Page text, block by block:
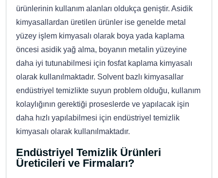
ürünlerinin kullanım alanları oldukça geniştir. Asidik
kimyasallardan üretilen ürünler ise genelde metal
yüzey işlem kimyasalı olarak boya yada kaplama
öncesi asidik yağ alma, boyanın metalin yüzeyine
daha iyi tutunabilmesi için fosfat kaplama kimyasalı
olarak kullanılmaktadır. Solvent bazlı kimyasallar
endüstriyel temizlikte suyun problem olduğu, kullanım
kolaylığının gerektiği proseslerde ve yapılacak işin
daha hızlı yapılabilmesi için endüstriyel temizlik
kimyasalı olarak kullanılmaktadır.
Endüstriyel Temizlik Ürünleri
Üreticileri ve Firmaları?